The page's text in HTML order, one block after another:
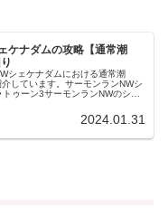
ケナダムの攻略【通常潮
シェケナダムにおける通常潮
しています。サーモンランNWシ
ゥーン3サーモンランNWのシェ
2024.01.31